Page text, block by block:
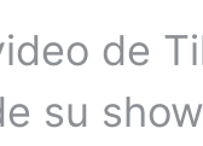
de
su